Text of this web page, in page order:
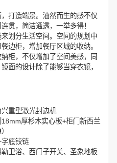
打造端景。油然而生的感不仅
贯，简洁通透，一举多得！
划分生活空间。空间的规划中
边柜，增加餐厅区域的收纳。
柜，不仅增加了空间美感，同
面的设计除了能够当穿衣镜，
重型激光封边机
厚杉木实心板+柜门新西兰
底铰链
卫浴、西门子开关、圣象地板